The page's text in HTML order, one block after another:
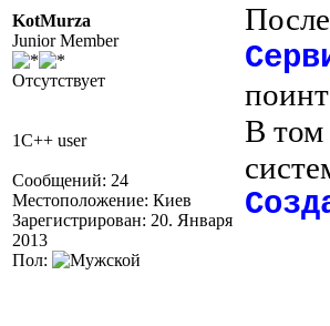
KotMurza
Junior Member
Отсутствует
1C++ user
Сообщений: 24
Местоположение: Киев
Зарегистрирован: 20. Января
2013
Пол:
В том